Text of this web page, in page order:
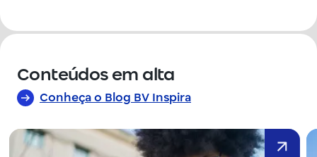
Conteúdos em alta
Conheça o Blog BV Inspira